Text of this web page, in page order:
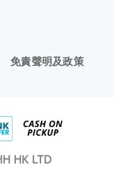
免責聲明及政策
HK LTD